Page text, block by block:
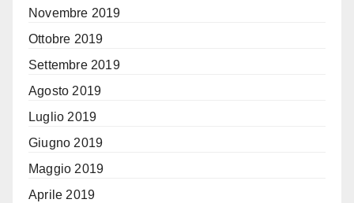
Novembre 2019
Ottobre 2019
Settembre 2019
Agosto 2019
Luglio 2019
Giugno 2019
Maggio 2019
Aprile 2019